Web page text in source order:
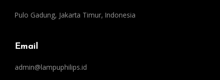
Pulo Gadung, Jakarta Timur, Indonesia
Email
admin@lampuphilips.id